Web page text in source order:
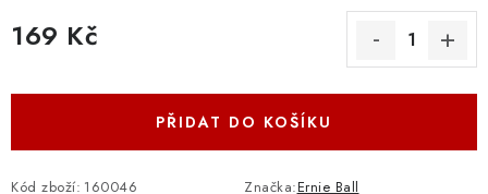
OBCHODNÍ PODMÍNKY
ODSTOUPENÍ OD SMLOUVY
169 Kč
PŘIDAT DO KOŠÍKU
Kód zboží: 160046 Značka:Ernie Ball